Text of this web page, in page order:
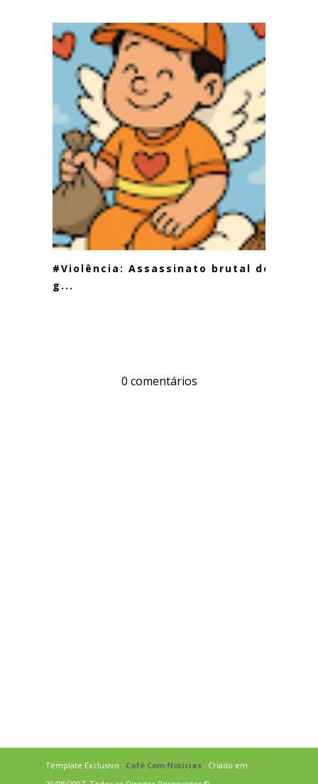
#Violência: Assassinato brutal de
g...
0 comentários
Template Exclusivo : Café Com Notícias . Criado em